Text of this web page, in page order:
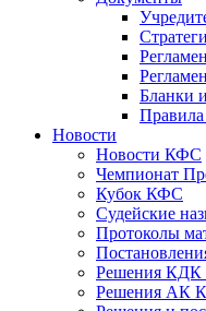
Бланки
Правила
Новости
Новости КФС
Чемпионат
Кубок КФС
Судейские
Протоколы
Решения
Решения АК